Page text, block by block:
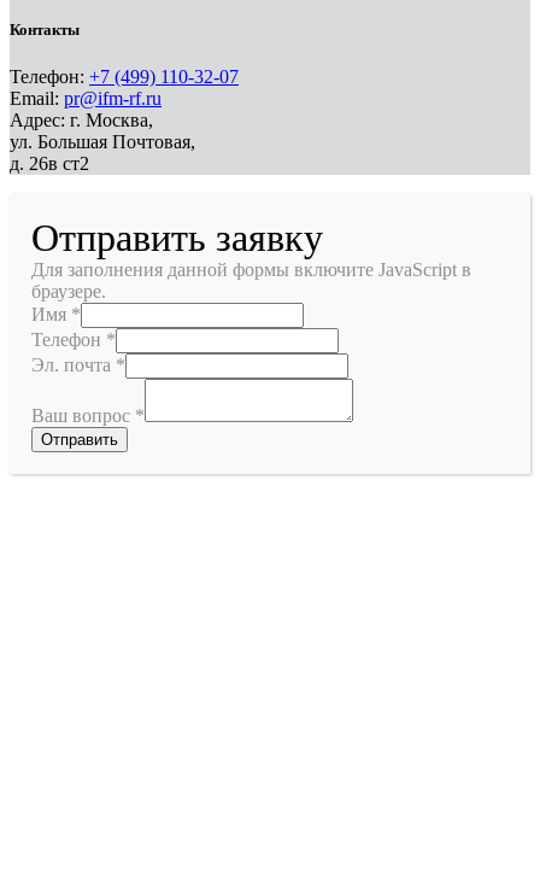
Контакты
Телефон: +7 (499) 110-32-07
Email: pr@ifm-rf.ru
Адрес: г. Москва,
ул. Большая Почтовая,
д. 26в ст2
Отправить заявку
Для заполнения данной формы включите JavaScript в
браузере.
Имя *
Телефон *
Эл. почта *
Ваш вопрос *
Отправить